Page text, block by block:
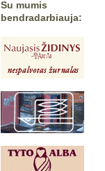
Su mumis
bendradarbiauja: